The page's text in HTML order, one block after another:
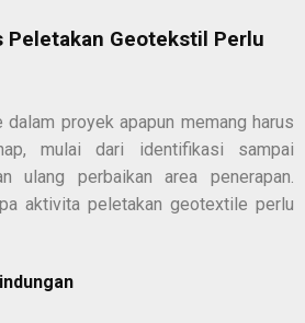
Peletakan Geotekstil Perlu
proyek apapun memang harus
mulai dari identifikasi sampai
ulang perbaikan area penerapan.
aktivita peletakan geotextile perlu